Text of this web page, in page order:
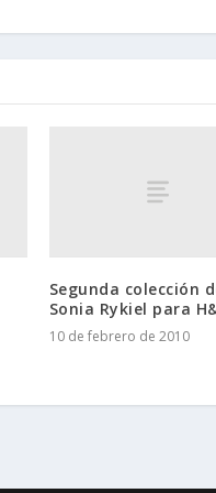
Segunda colección
Sonia Rykiel para
10 de febrero de 2010